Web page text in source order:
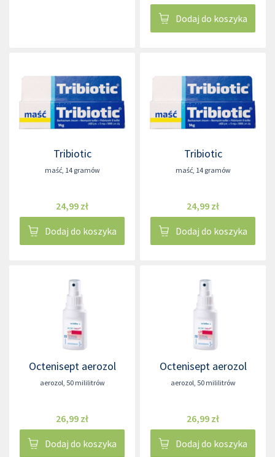
Dodaj do koszyka
Tribiotic
maść, 14 gramów
24,99 zł
Dodaj do koszyka
Tribiotic
maść, 14 gramów
24,99 zł
Dodaj do koszyka
Octenisept aerozol
aerozol, 50 mililitrów
26,99 zł
Dodaj do koszyka
Octenisept aerozol
aerozol, 50 mililitrów
26,99 zł
Dodaj do koszyka